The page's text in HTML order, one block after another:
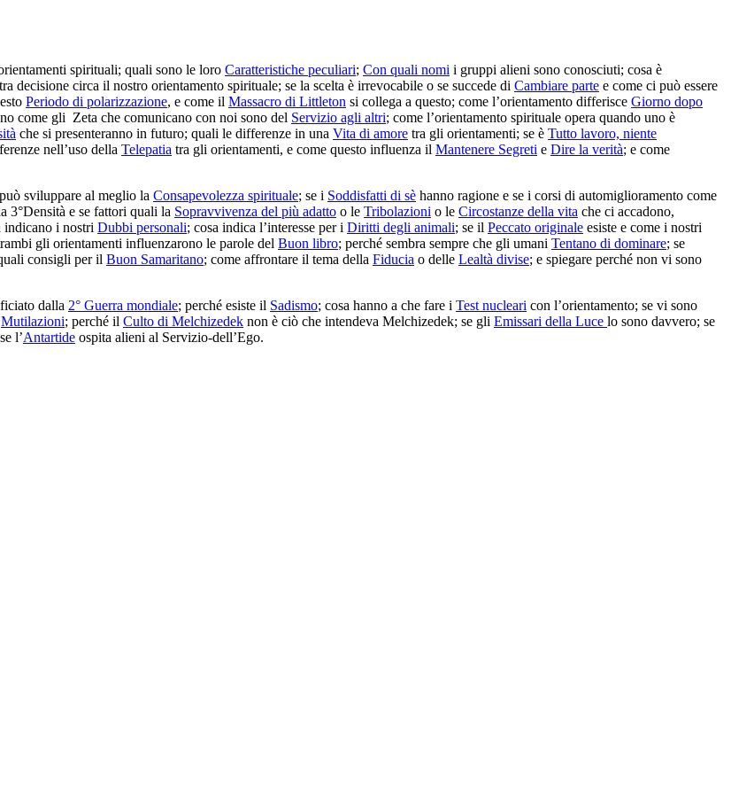
spirituali; quali sono le loro Caratteristiche peculiari; Con quali nomi i gruppi alieni sono conosciuti; cosa è
decisione circa il nostro orientamento spirituale; se la scelta è irrevocabile o se succede di Cambiare parte e come ci può essere
Periodo di polarizzazione, e come il Massacro di Littleton si collega a questo; come l’orientamento differisce Giorno dopo
come gli Zeta che comunicano con noi sono del Servizio agli altri; come l’orientamento spirituale opera quando uno è
che si presenteranno in futuro; quali le differenze in una Vita di amore tra gli orientamenti; se è Tutto lavoro, niente
nell’uso della Telepatia tra gli orientamenti, e come questo influenza il Mantenere Segreti e Dire la verità; e come
sviluppare al meglio la Consapevolezza spirituale; se i Soddisfatti di sè hanno ragione e se i corsi di automiglioramento come
3°Densità e se fattori quali la Sopravvivenza del più adatto o le Tribolazioni o le Circostanze della vita che ci accadono,
indicano i nostri Dubbi personali; cosa indica l’interesse per i Diritti degli animali; se il Peccato originale esiste e come i nostri
gli orientamenti influenzarono le parole del Buon libro; perché sembra sempre che gli umani Tentano di dominare; se
consigli per il Buon Samaritano; come affrontare il tema della Fiducia o delle Lealtà divise; e spiegare perché non vi sono
dalla 2° Guerra mondiale; perché esiste il Sadismo; cosa hanno a che fare i Test nucleari con l’orientamento; se vi sono
Mutilazioni; perché il Culto di Melchizedek non è ciò che intendeva Melchizedek; se gli Emissari della Luce lo sono davvero; se
l’Antartide ospita alieni al Servizio-dell’Ego.